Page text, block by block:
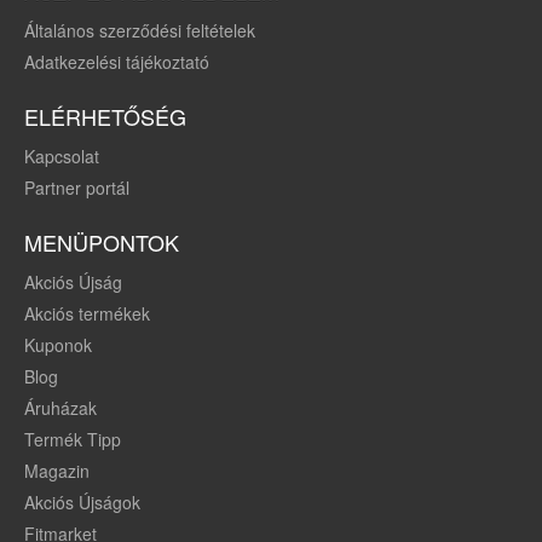
Általános szerződési feltételek
Adatkezelési tájékoztató
ELÉRHETŐSÉG
Kapcsolat
Partner portál
MENÜPONTOK
Akciós Újság
Akciós termékek
Kuponok
Blog
Áruházak
Termék Tipp
Magazin
Akciós Újságok
Fitmarket